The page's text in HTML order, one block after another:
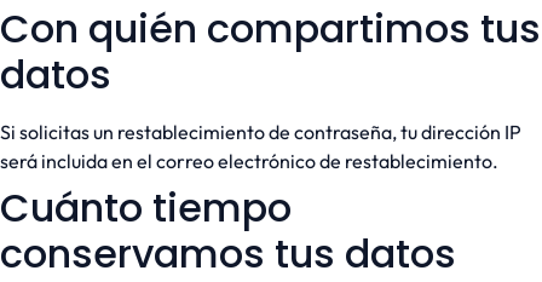
Con quién compartimos tus
datos
Si solicitas un restablecimiento de contraseña, tu dirección IP
será incluida en el correo electrónico de restablecimiento.
Cuánto tiempo
conservamos tus datos